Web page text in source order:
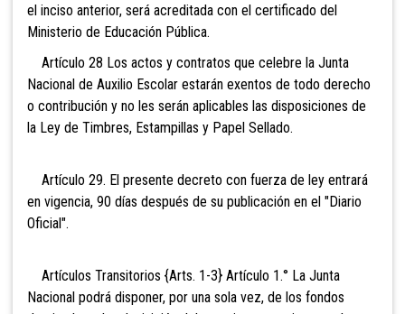
el inciso anterior, será acreditada con el certificado del
Ministerio de Educación Pública.
Artículo 28 Los actos y contratos que celebre la Junta
Nacional de Auxilio Escolar estarán exentos de todo derecho
o contribución y no les serán aplicables las disposiciones de
la Ley de Timbres, Estampillas y Papel Sellado.
Artículo 29. El presente decreto con fuerza de ley entrará
en vigencia, 90 días después de su publicación en el "Diario
Oficial".
Artículos Transitorios {Arts. 1-3} Artículo 1.° La Junta
Nacional podrá disponer, por una sola vez, de los fondos